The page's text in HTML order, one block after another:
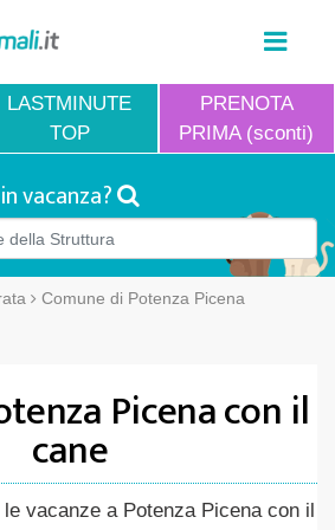
LASTMINUTE
TOP
PRENOTA
PRIMA (sconti)
vacanza?
Comune di Potenza Picena
Picena con il
cane
vacanze a Potenza Picena con il